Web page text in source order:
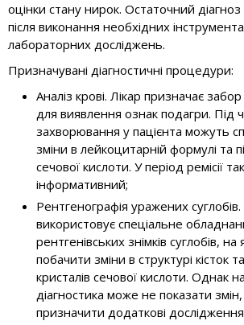
оцінки стану нирок. Остаточний
після виконання необхідних
лабораторних досліджень.
Призначувані діагностичні процедури:
Аналіз крові. Лікар призначає
для виявлення ознак подагри. Під
захворювання у пацієнта можуть
зміни в лейкоцитарній формулі та
сечової кислоти. У період ремісії
інформативний;
Рентгенографія уражених суглобів.
використовує спеціальне
рентгенівських знімків суглобів,
побачити зміни в структурі кісток
кристалів сечової кислоти. Однак
діагностика може не показати
призначити додаткові